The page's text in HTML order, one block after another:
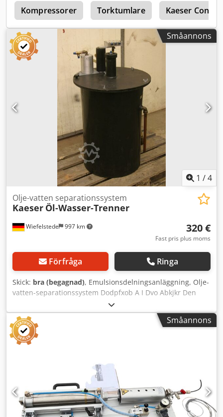
Kompressorer Torktumlare Kaeser
Småannons
1 /4
Wiefelstede 997 km
Olje-vatten separationssystem
Kaeser Öl-Wasser-Trenner
320 €
Fast pris plus moms
Förfråga Ringa
Skick: bra (begagnad), Emulsionsdelningsanläggning, Olje-
vatten-separationssystem Dodpfxob A I Dvo Abkjkr Den
kostnadseffektiva och permanent tillförlitliga lösningen på
problemet är oftast olje-/vatten-separation för
dispergerade kondensat. Det renade vattnet uppfyller de
lagstadgade kraven för utsläpp till avloppsnätet. - Mått:
500 x 1000 mm - Vikt: 50 kg
Småannons